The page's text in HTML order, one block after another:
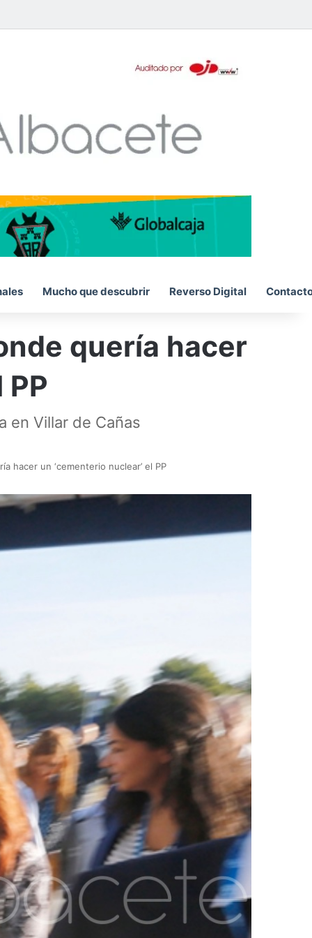
Mucho que descubrir Reverso Digital
quería hacer
en Villar de Cañas
hacer un ‘cementerio nuclear’ el PP